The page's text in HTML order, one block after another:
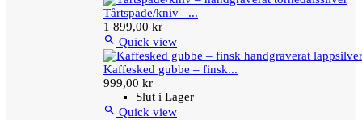
Tårtspade/kniv –...
1 899,00 kr
 Quick view
Kaffesked gubbe – finsk...
999,00 kr
Slut i Lager
 Quick view